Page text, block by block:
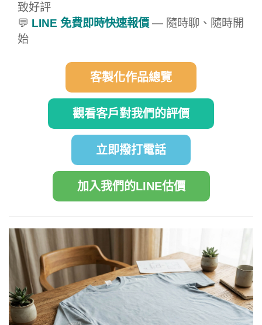
致好評
💬 LINE 免費即時快速報價 — 隨時聊、隨時開
始
客製化作品總覽
觀看客戶對我們的評價
立即撥打電話
加入我們的LINE估價